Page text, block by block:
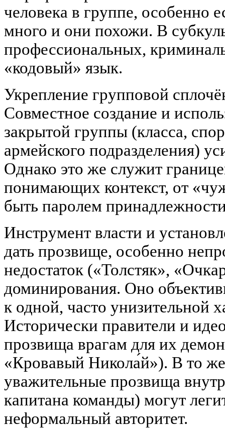
человека в группе, особенно
много и они похожи. В
профессиональных,
«кодовый» язык.
Укрепление групповой
Совместное создание и
закрытой группы (класса,
армейского подразделения)
Однако это же служит
понимающих контекст, от
быть паролем
Инструмент власти и
дать прозвище, особенно
недостаток («Толстяк»,
доминирования. Оно
к одной, часто унизительной
Исторически правители и
прозвища врагам для их
«Кровавый Никола́й»). В то
уважительные прозвища
капитана команды) могут
неформальный авторитет.